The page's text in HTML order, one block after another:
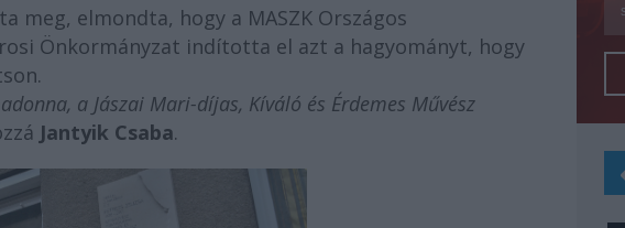
meg, elmondta, hogy a MASZK Országos
Önkormányzat indította el azt a hagyományt, hogy
a Jászai Mari-díjas, Kíváló és Érdemes Művész
Jantyik Csaba.